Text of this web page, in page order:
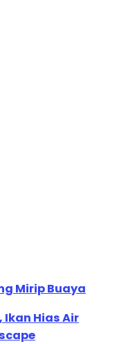
Mirip Buaya
Hias Air